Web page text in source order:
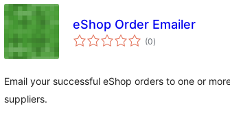
eShop Order Emailer
(0total
de
)
Email your successful eShop orders to one or
suppliers.